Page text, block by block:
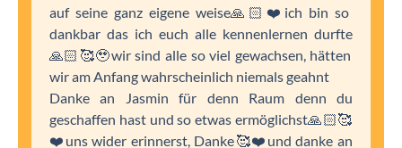
auf seine ganz eigene weise🙏🏻❤️ich bin so
dankbar das ich euch alle kennenlernen durfte
🙏🏻🥰🥹wir sind alle so viel gewachsen, hätten
wir am Anfang wahrscheinlich niemals geahnt
Danke an Jasmin für denn Raum denn du
geschaffen hast und so etwas ermöglichst🙏🏻🥰
❤️uns wider erinnerst, Danke🥰❤️und danke an